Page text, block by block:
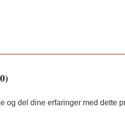
og del dine erfaringer med dette